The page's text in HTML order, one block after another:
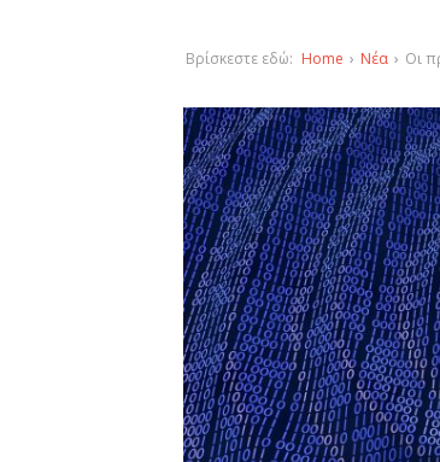
Βρίσκεστε εδώ: Home › Νέα › Οι